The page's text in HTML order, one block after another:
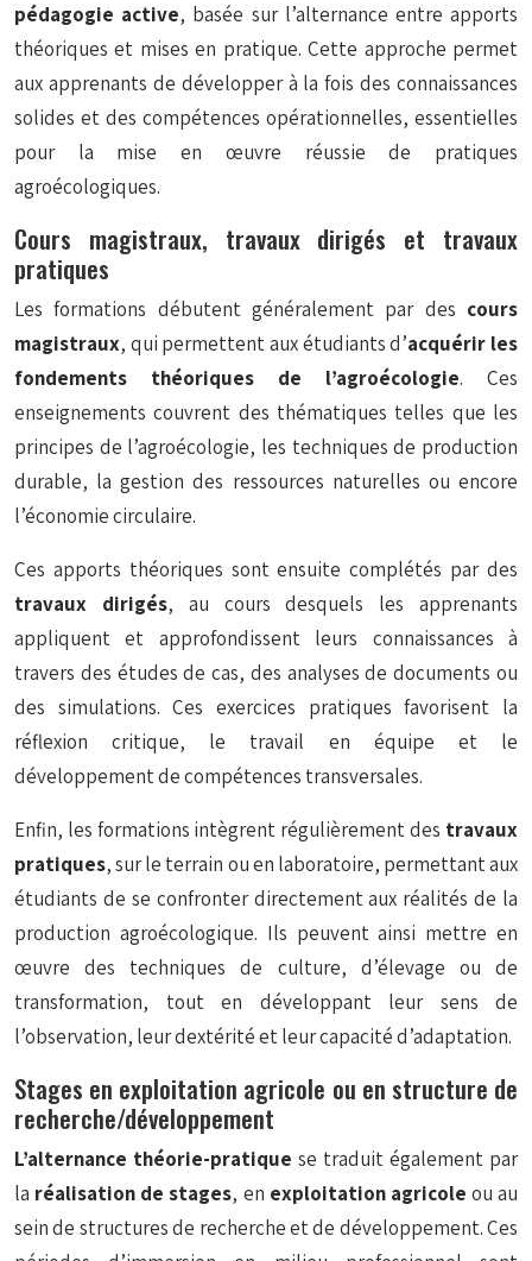
pédagogie active, basée sur l’alternance entre apports
théoriques et mises en pratique. Cette approche permet
aux apprenants de développer à la fois des connaissances
solides et des compétences opérationnelles, essentielles
pour la mise en œuvre réussie de pratiques
agroécologiques.
Cours magistraux, travaux dirigés et travaux
pratiques
Les formations débutent généralement par des cours
magistraux, qui permettent aux étudiants d’acquérir les
fondements théoriques de l’agroécologie. Ces
enseignements couvrent des thématiques telles que les
principes de l’agroécologie, les techniques de production
durable, la gestion des ressources naturelles ou encore
l’économie circulaire.
Ces apports théoriques sont ensuite complétés par des
travaux dirigés, au cours desquels les apprenants
appliquent et approfondissent leurs connaissances à
travers des études de cas, des analyses de documents ou
des simulations. Ces exercices pratiques favorisent la
réflexion critique, le travail en équipe et le
développement de compétences transversales.
Enfin, les formations intègrent régulièrement des travaux
pratiques, sur le terrain ou en laboratoire, permettant aux
étudiants de se confronter directement aux réalités de la
production agroécologique. Ils peuvent ainsi mettre en
œuvre des techniques de culture, d’élevage ou de
transformation, tout en développant leur sens de
l’observation, leur dextérité et leur capacité d’adaptation.
Stages en exploitation agricole ou en structure de
recherche/développement
L’alternance théorie-pratique se traduit également par
la réalisation de stages, en exploitation agricole ou au
sein de structures de recherche et de développement. Ces